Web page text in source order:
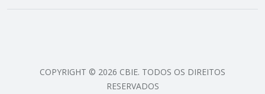
COPYRIGHT © 2026 CBIE. TODOS OS DIREITOS
RESERVADOS